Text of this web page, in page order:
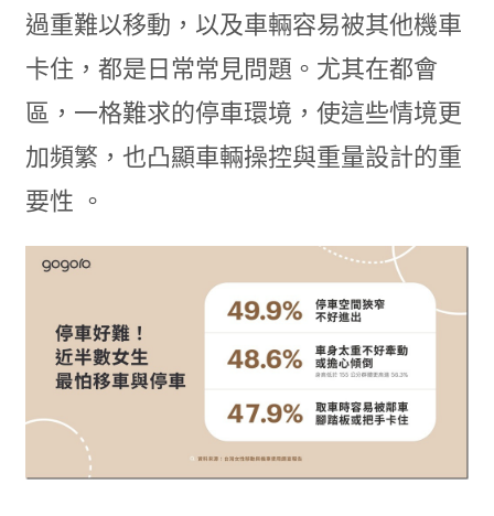
過重難以移動，以及車輛容易被其他機車
卡住，都是日常常見問題。尤其在都會
區，一格難求的停車環境，使這些情境更
加頻繁，也凸顯車輛操控與重量設計的重
要性 。